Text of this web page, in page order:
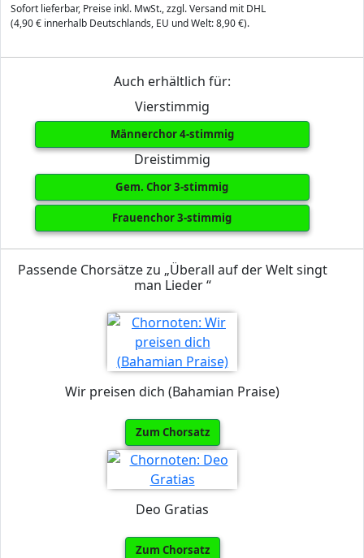
Sofort lieferbar, Preise inkl. MwSt., zzgl. Versand mit DHL
(4,90 € innerhalb Deutschlands, EU und Welt: 8,90 €).
Auch erhältlich für:
Vierstimmig
Männerchor 4-stimmig
Dreistimmig
Gem. Chor 3-stimmig
Frauenchor 3-stimmig
Passende Chorsätze zu „Überall auf der Welt singt
man Lieder “
Wir preisen dich (Bahamian Praise)
Zum Chorsatz
Deo Gratias
Zum Chorsatz